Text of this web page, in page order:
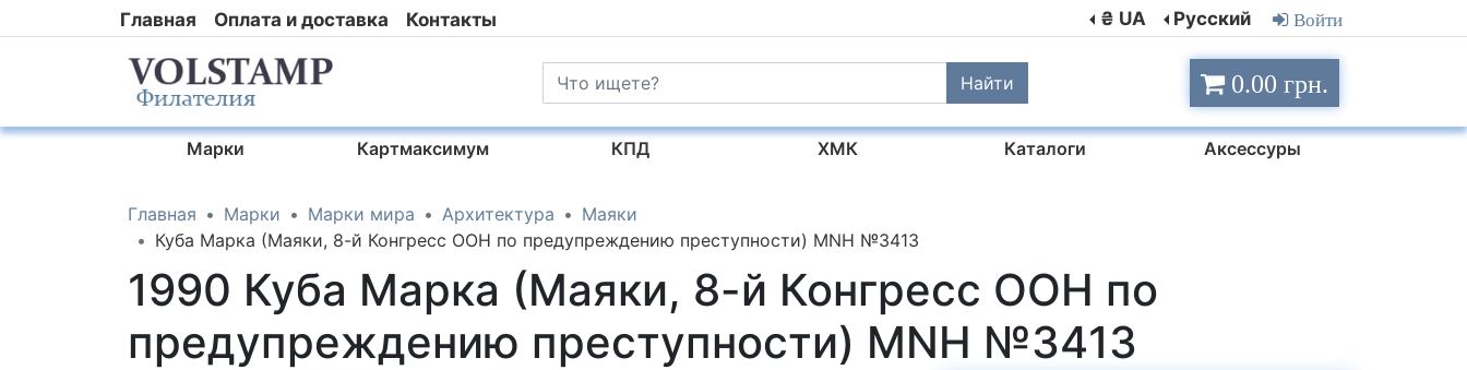
Главная Оплата и доставка Контакты ₴ UA Русский Войти
Найти 0.00 грн.
Марки Картмаксимум КПД ХМК Каталоги Аксессуры
Главная Марки Марки мира Архитектура
Маяки
Куба Марка (Маяки, 8-й Конгресс ООН по предупреждению преступности) MNH №3413
1990 Куба Марка (Маяки, 8-й Конгресс ООН по
предупреждению преступности) MNH №3413